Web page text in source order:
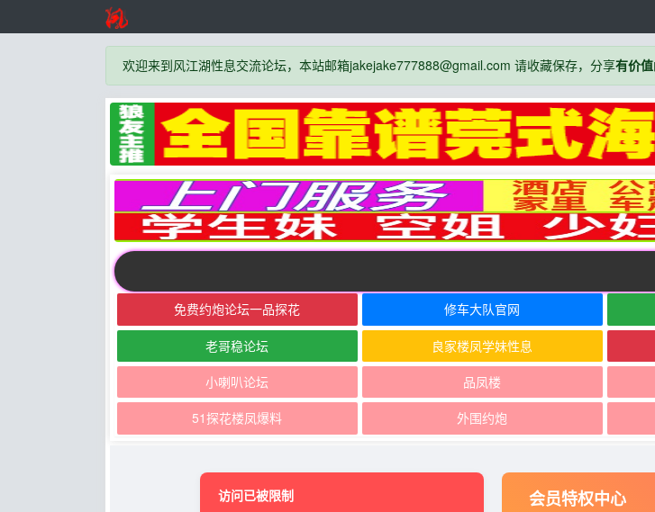
欢迎来到风江湖性息交流论坛，本站邮箱jakejake777888@gmail.com 请收藏保存，分享有价值
免费约炮论坛一品探花 修车大队官网
老哥稳论坛 良家楼凤学妹性息
小喇叭论坛 品凤楼
51探花楼凤爆料 外围约炮
访问已被限制 会员特权中心